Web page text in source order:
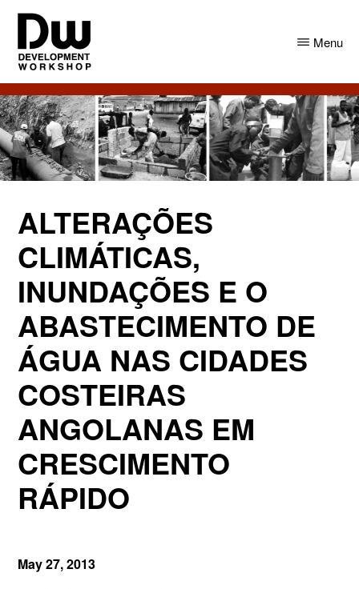
Skip
main
content
Skip
primary
sidebar
DW
Angola
Development
Workshop
Angola
Menu
ALTERAÇÕES
CLIMÁTICAS,
INUNDAÇÕES E O
ABASTECIMENTO DE
ÁGUA NAS CIDADES
COSTEIRAS
ANGOLANAS EM
CRESCIMENTO
RÁPIDO
May 27, 2013